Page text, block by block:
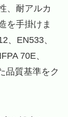
、耐アルカ
を手掛けま
、EN533、
70E、
品質基準をク